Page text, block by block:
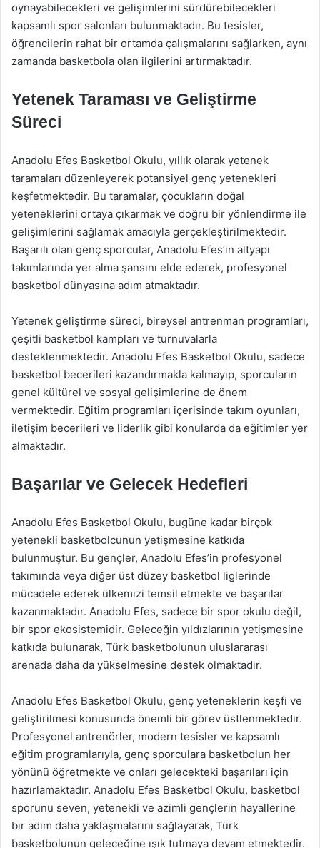
oynayabilecekleri ve gelişimlerini sürdürebilecekleri
kapsamlı spor salonları bulunmaktadır. Bu tesisler,
öğrencilerin rahat bir ortamda çalışmalarını sağlarken, aynı
zamanda basketbola olan ilgilerini artırmaktadır.
Yetenek Taraması ve Geliştirme
Süreci
Anadolu Efes Basketbol Okulu, yıllık olarak yetenek
taramaları düzenleyerek potansiyel genç yetenekleri
keşfetmektedir. Bu taramalar, çocukların doğal
yeteneklerini ortaya çıkarmak ve doğru bir yönlendirme ile
gelişimlerini sağlamak amacıyla gerçekleştirilmektedir.
Başarılı olan genç sporcular, Anadolu Efes’in altyapı
takımlarında yer alma şansını elde ederek, profesyonel
basketbol dünyasına adım atmaktadır.
Yetenek geliştirme süreci, bireysel antrenman programları,
çeşitli basketbol kampları ve turnuvalarla
desteklenmektedir. Anadolu Efes Basketbol Okulu, sadece
basketbol becerileri kazandırmakla kalmayıp, sporcuların
genel kültürel ve sosyal gelişimlerine de önem
vermektedir. Eğitim programları içerisinde takım oyunları,
iletişim becerileri ve liderlik gibi konularda da eğitimler yer
almaktadır.
Başarılar ve Gelecek Hedefleri
Anadolu Efes Basketbol Okulu, bugüne kadar birçok
yetenekli basketbolcunun yetişmesine katkıda
bulunmuştur. Bu gençler, Anadolu Efes’in profesyonel
takımında veya diğer üst düzey basketbol liglerinde
mücadele ederek ülkemizi temsil etmekte ve başarılar
kazanmaktadır. Anadolu Efes, sadece bir spor okulu değil,
bir spor ekosistemidir. Geleceğin yıldızlarının yetişmesine
katkıda bulunarak, Türk basketbolunun uluslararası
arenada daha da yükselmesine destek olmaktadır.
Anadolu Efes Basketbol Okulu, genç yeteneklerin keşfi ve
geliştirilmesi konusunda önemli bir görev üstlenmektedir.
Profesyonel antrenörler, modern tesisler ve kapsamlı
eğitim programlarıyla, genç sporculara basketbolun her
yönünü öğretmekte ve onları gelecekteki başarıları için
hazırlamaktadır. Anadolu Efes Basketbol Okulu, basketbol
sporunu seven, yetenekli ve azimli gençlerin hayallerine
bir adım daha yaklaşmalarını sağlayarak, Türk
basketbolunun geleceğine ışık tutmaya devam etmektedir.